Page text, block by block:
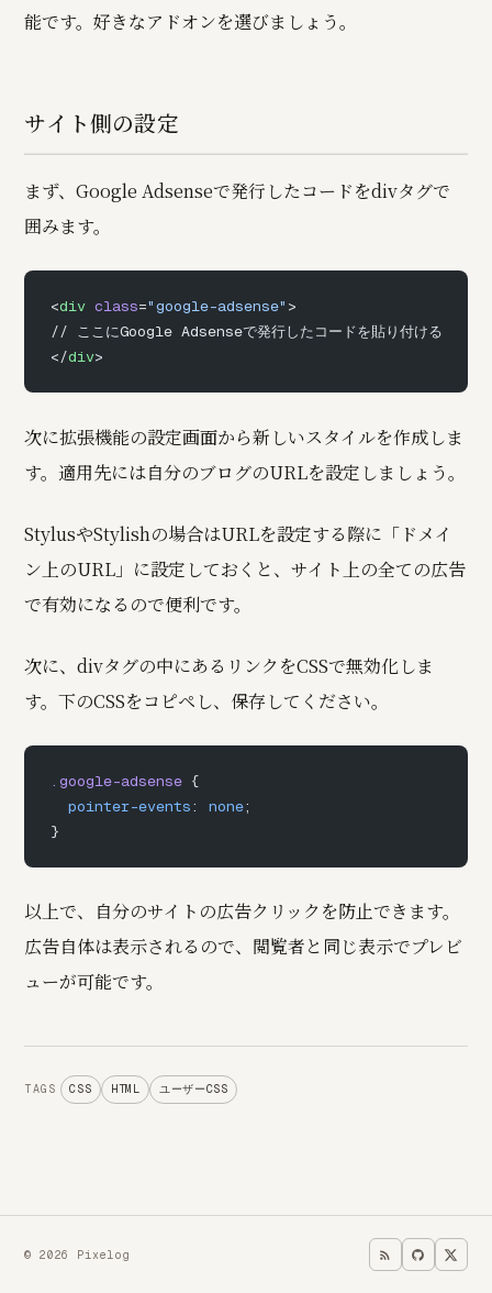
能です。好きなアドオンを選びましょう。
サイト側の設定
まず、Google Adsenseで発行したコードをdivタグで
囲みます。
<div class="google-adsense" >
// ここにGoogle Adsenseで発行したコードを貼り付ける
</div>
次に拡張機能の設定画面から新しいスタイルを作成しま
す。適用先には自分のブログのURLを設定しましょう。
StylusやStylishの場合はURLを設定する際に「ドメイ
ン上のURL」に設定しておくと、サイト上の全ての広告
で有効になるので便利です。
次に、divタグの中にあるリンクをCSSで無効化しま
す。下のCSSをコピペし、保存してください。
.google-adsense {
  pointer-events
: none;
}
以上で、自分のサイトの広告クリックを防止できます。
広告自体は表示されるので、閲覧者と同じ表示でプレビ
ューが可能です。
TAGS CSS HTML ユーザーCSS
© 2026 Pixelog